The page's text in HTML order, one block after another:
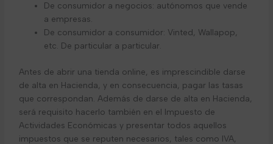
De consumidor a negocios: autónomos que vende
a empresas.
De consumidor a consumidor: Vinted, Wallapop,
etc. De particular a particular.
Antes de abrir una tienda online, es imprescindible darse
de alta en Hacienda, y en consecuencia, pagar las tasas
que correspondan. Además de darse de alta en Hacienda,
será requisito hacerlo también en el Impuesto de
Actividades Económicas y presentar todos aquellos
impuestos que se reputen necesarios, tales como IVA,